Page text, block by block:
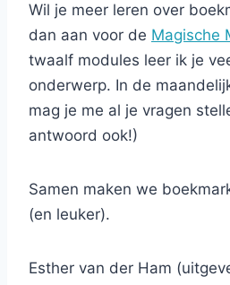
Wil je meer leren over
dan aan voor de Magische
twaalf modules leer ik je
onderwerp. In de
mag je me al je vragen
antwoord ook!)
Samen maken we
(en leuker).
Esther van der Ham